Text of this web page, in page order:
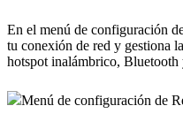
En el menú de configuración
tu conexión de red y gestiona
hotspot inalámbrico,
Menú de configuración de